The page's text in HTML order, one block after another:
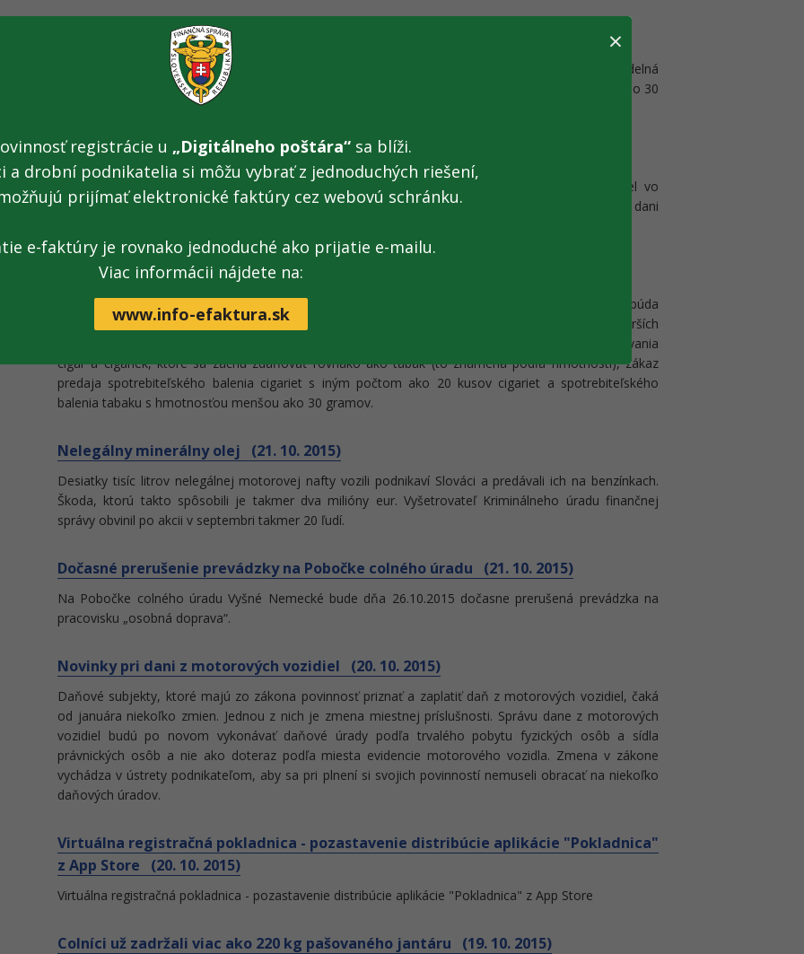
Informačný systém kontrolných známok (23. 10. 2015)
Oznamujeme verejnosti, že dňa 23.10.2015, medzi 11:20h a 12:00h, bude realizovaná pravidelná
údržba systému IS KZ. Počas tejto doby môžete zaznamenať nedostupnosť služieb IS KZ v trvaní do 30
Nákup nafty dokladovali falošnými bločkami (22. 10. 2015)
Spoločnosť zo žilinského regiónu mala k pohonným hmotám určeným do nákladných vozidiel vo
výdavkoch zaúčtované údaje z falošných dokladov. Štát by za dva roky na neodvedenej spotrebnej dani
Zmeny v zákone o spotrebnej dani z tabakových výrobkov (22. 10. 2015)
Upozornenie pre subjekty podnikajúce v oblasti tabakových výrobkov. Prvého novembra nadobúda
účinnosť novela zákona č. 106/2004 Z. z. o spotrebnej dani z tabakových výrobkov v znení neskorších
predpisov, ktorá prináša viaceré zmeny. Medzi najvýraznejšie z nich patrí zmena spôsobu zdaňovania
cigár a cigariek, ktoré sa začnú zdaňovať rovnako ako tabak (to znamená podľa hmotnosti), zákaz
predaja spotrebiteľského balenia cigariet s iným počtom ako 20 kusov cigariet a spotrebiteľského
balenia tabaku s hmotnosťou menšou ako 30 gramov.
Nelegálny minerálny olej (21. 10. 2015)
Desiatky tisíc litrov nelegálnej motorovej nafty vozili podnikaví Slováci a predávali ich na benzínkach.
Škoda, ktorú takto spôsobili je takmer dva milióny eur. Vyšetrovateľ Kriminálneho úradu finančnej
správy obvinil po akcii v septembri takmer 20 ľudí.
Dočasné prerušenie prevádzky na Pobočke colného úradu (21. 10. 2015)
Na Pobočke colného úradu Vyšné Nemecké bude dňa 26.10.2015 dočasne prerušená prevádzka na
pracovisku „osobná doprava“.
Novinky pri dani z motorových vozidiel (20. 10. 2015)
Daňové subjekty, ktoré majú zo zákona povinnosť priznať a zaplatiť daň z motorových vozidiel, čaká
od januára niekoľko zmien. Jednou z nich je zmena miestnej príslušnosti. Správu dane z motorových
vozidiel budú po novom vykonávať daňové úrady podľa trvalého pobytu fyzických osôb a sídla
právnických osôb a nie ako doteraz podľa miesta evidencie motorového vozidla. Zmena v zákone
vychádza v ústrety podnikateľom, aby sa pri plnení si svojich povinností nemuseli obracať na niekoľko
daňových úradov.
Virtuálna registračná pokladnica - pozastavenie distribúcie aplikácie "Pokladnica"
z App Store (20. 10. 2015)
Virtuálna registračná pokladnica - pozastavenie distribúcie aplikácie "Pokladnica" z App Store
Colníci už zadržali viac ako 220 kg pašovaného jantáru (19. 10. 2015)
×
registrácie u „Digitálneho poštára“ sa blíži.
a drobní podnikatelia si môžu vybrať z jednoduchých riešení,
prijímať elektronické faktúry cez webovú schránku.
e-faktúry je rovnako jednoduché ako prijatie e-mailu.
Viac informácii nájdete na:
www.info-efaktura.sk